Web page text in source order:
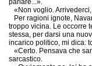
parlare...».
«Non voglio.
Per ragioni ignote,
troppo vicina. Le occorre
stessa, per darsi una
incarico politico, mi dica:
«Certo. Pensava che
sarcastico.